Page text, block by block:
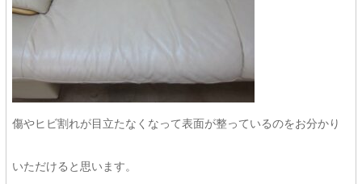
傷やヒビ割れが目立たなくなって表面が整っているのをお分かり
いただけると思います。